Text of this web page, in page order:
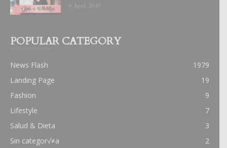
6 April, 2019
POPULAR CATEGORY
News Flash
1979
Landing Page
19
Fashion
9
Lifestyle
7
Salud & Dieta
3
Sin categor√≠a
2